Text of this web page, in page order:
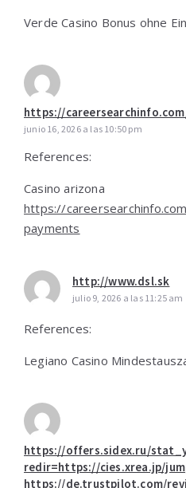
Verde Casino Bonus ohne
https://
junio 16, 2026 a las 10:50 pm
References:
Casino arizona
https://
payments
http://www.dsl.sk
julio 9, 2026 a las 11:25 am
References:
Legiano Casino
https://offers.sidex.ru/
redir=https://cies.xrea.jp/
https://de.trustpilot.com/